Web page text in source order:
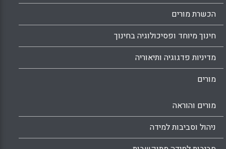
הכשרת מורים
חינוך מיוחד ופסיכולוגיה בחינוך
מדיניות פדגוגיה ותיאוריה
מורים
מורים והוראה
ניהול וסביבות למידה